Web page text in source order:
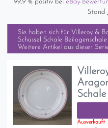
99,9 % positiv bei eBay-
Stand
Sie haben sich für Villeroy &
Schüssel Schale Beilagenschale
Weitere Artikel aus dieser
Ausverkauft